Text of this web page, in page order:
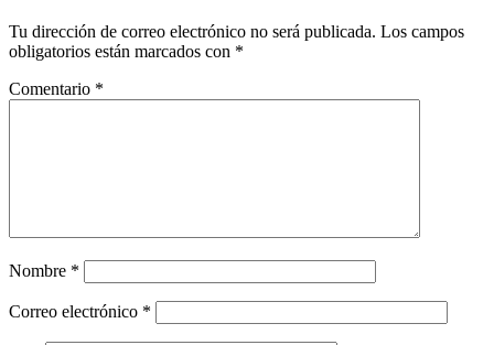
Tu dirección de correo electrónico no será publicada. Los campos
obligatorios están marcados con *
Comentario *
Nombre *
Correo electrónico *